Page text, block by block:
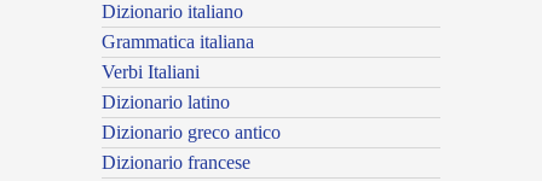
Dizionario italiano
Grammatica italiana
Verbi Italiani
Dizionario latino
Dizionario greco antico
Dizionario francese